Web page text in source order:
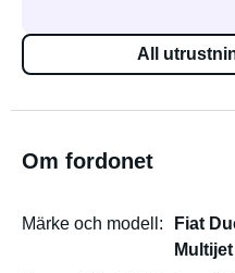
All
Om fordonet
Märke och modell
Fiat